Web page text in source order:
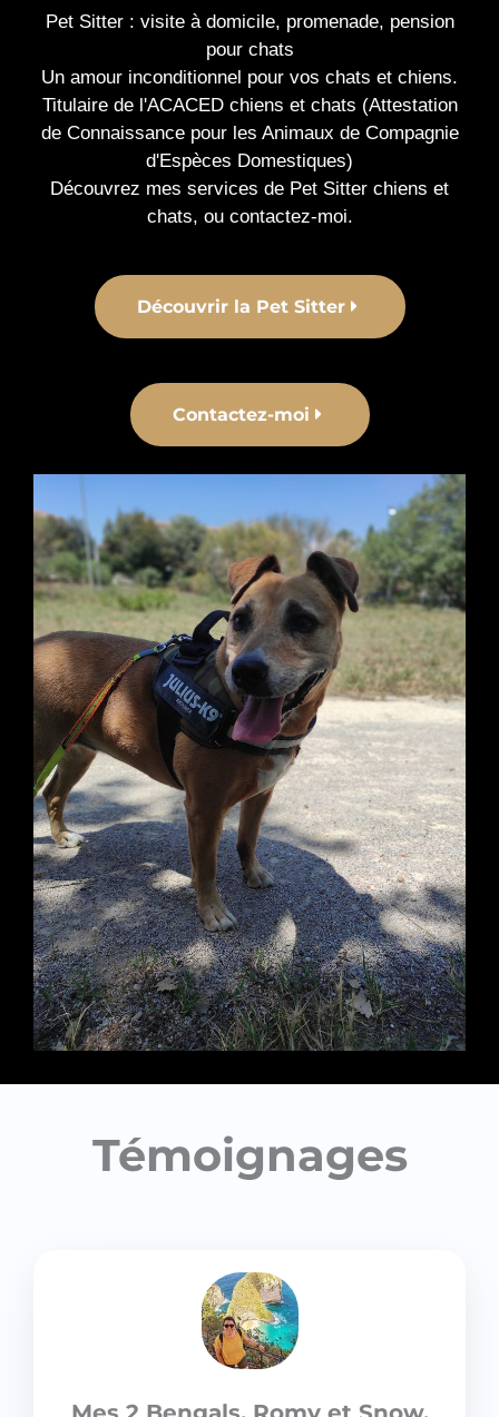
f
Pet Sitter : visite à domicile, promenade, pension
pour chats
Un amour inconditionnel pour vos chats et chiens.
Titulaire de l'ACACED chiens et chats (Attestation
de Connaissance pour les Animaux de Compagnie
d'Espèces Domestiques)
Découvrez mes services de Pet Sitter chiens et
chats, ou contactez-moi.
Découvrir la Pet Sitter
Contactez-moi
Témoignages